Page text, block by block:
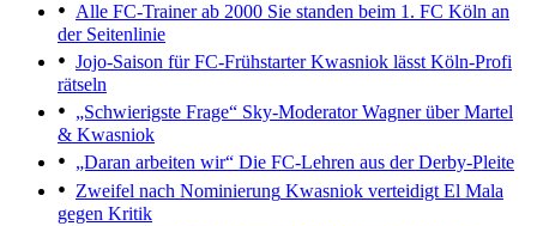
Alle FC-Trainer ab 2000 Sie standen beim 1. FC Köln an
der Seitenlinie
Jojo-Saison für FC-FrühstarterKwasniok lässt Köln-Profi
rätseln
„Schwierigste Frage“ Sky-Moderator Wagner über Martel
& Kwasniok
„Daran arbeiten wir“ Die FC-Lehren aus der Derby-Pleite
Zweifel nach Nominierung Kwasniok verteidigt El Mala
gegen Kritik